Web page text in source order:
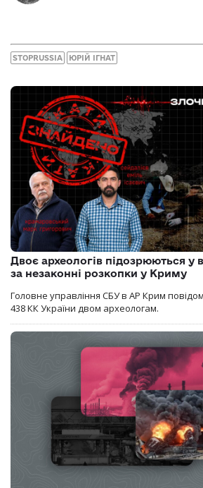
STOPRUSSIA ЮРІЙ ІГНАТ
Двоє археологів підозрюються у
за незаконні розкопки у Криму
Головне управління СБУ в АР Крим
438 КК України двом археологам.